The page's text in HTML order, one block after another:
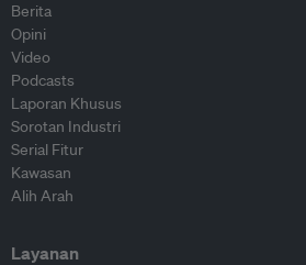
Berita
Opini
Video
Podcasts
Laporan Khusus
Sorotan Industri
Serial Fitur
Kawasan
Alih Arah
Layanan